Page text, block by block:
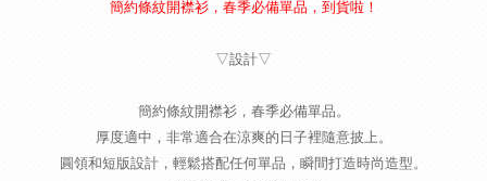
簡約條紋開襟衫，春季必備單品，到貨啦！
▽設計▽
簡約條紋開襟衫，春季必備單品。
厚度適中，非常適合在涼爽的日子裡隨意披上。
圓領和短版設計，輕鬆搭配任何單品，瞬間打造時尚造型。